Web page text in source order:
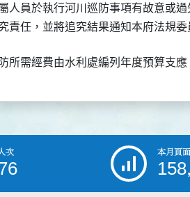
屬人員於執行河川巡防事項有故意或
究責任，並將追究結果通知本府法規
所需經費由水利處編列年度預算支應
次 本月頁